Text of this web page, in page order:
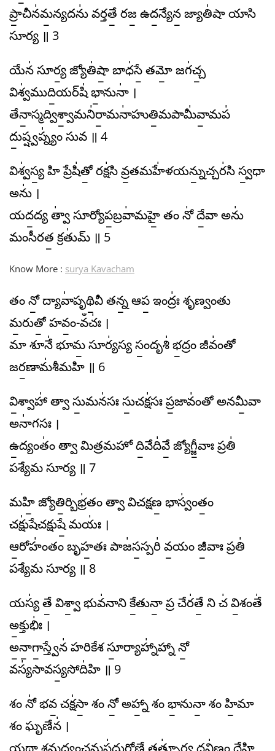
ప్రా॒చీన॑మ॒న్యదను॑ వర్తతే॒ రజ॒ ఉద॒న్యేన॒ జ్యాతి॑షా యాసి
సూర్య ॥ 3
యేన॑ సూర్య॒ జ్యోతి॑షా॒ బాధ॑సే॒ తమో॒ జగ॑చ్చ॒
విశ్వ॑ముది॒యర్​షి॑ భా॒నునా॑ ।
తేనా॒స్మద్విశ్వా॒మని॑రా॒మనా॑హుతి॒మపామీ॑వా॒మప॑
దు॒ష్ష్వప్న్యం॑ సువ ॥ 4
విశ్వ॑స్య॒ హి ప్రేషి॑తో॒ రక్ష॑సి వ్ర॒తమహే॑ళయన్ను॒చ్చర॑సి స్వ॒ధా
అను॑ ।
యద॒ద్య త్వా॑ సూర్యోప॒బ్రవా॑మహై॒ తం నో॑ దే॒వా అను॑
మంసీరత॒ క్రతు॑మ్ ॥ 5
Know More : surya Kavacham
తం నో॒ ద్యావా॑పృథి॒వీ తన్న॒ ఆప॒ ఇంద్రః॑ శృణ్వంతు
మ॒రుతో॒ హవం॒-వఀచః॑ ।
మా శూనే॑ భూమ॒ సూర్య॑స్య సం॒దృశి॑ భ॒ద్రం జీవం॑తో
జర॒ణామ॑శీమహి ॥ 6
వి॒శ్వాహా॑ త్వా సు॒మన॑సః సు॒చక్ష॑సః ప్ర॒జావం॑తో అనమీ॒వా
అనా॑గసః ।
ఉ॒ద్యంతం॑ త్వా మిత్రమహో ది॒వేది॑వే॒ జ్యోగ్జీ॒వాః ప్రతి॑
పశ్యేమ సూర్య ॥ 7
మహి॒ జ్యోతి॒ర్బిభ్ర॑తం త్వా విచక్షణ॒ భాస్వం॑తం॒
చక్షు॑షేచక్షుషే॒ మయః॑ ।
ఆ॒రోహం॑తం బృహ॒తః పాజ॑స॒స్పరి॑ వ॒యం జీ॒వాః ప్రతి॑
పశ్యేమ సూర్య ॥ 8
యస్య॑ తే॒ విశ్వా॒ భువ॑నాని కే॒తునా॒ ప్ర చేర॑తే॒ ని చ॑ వి॒శంతే॑
అ॒క్తుభిః॑ ।
అ॒నా॒గా॒స్త్వేన॑ హరికేశ సూ॒ర్యాహ్నా॑హ్నా నో॒
వస్య॑సావస్య॒సోది॑హి ॥ 9
శం నో॑ భవ॒ చక్ష॑సా॒ శం నో॒ అహ్నా॒ శం భా॒నునా॒ శం హి॒మా
శం ఘృణేన॑ ।
యథా॒ శమధ్వం॒ఛమస॑ద్దురో॒ణే తత్సూ॑ర్య॒ ద్రవి॑ణం ధేహి